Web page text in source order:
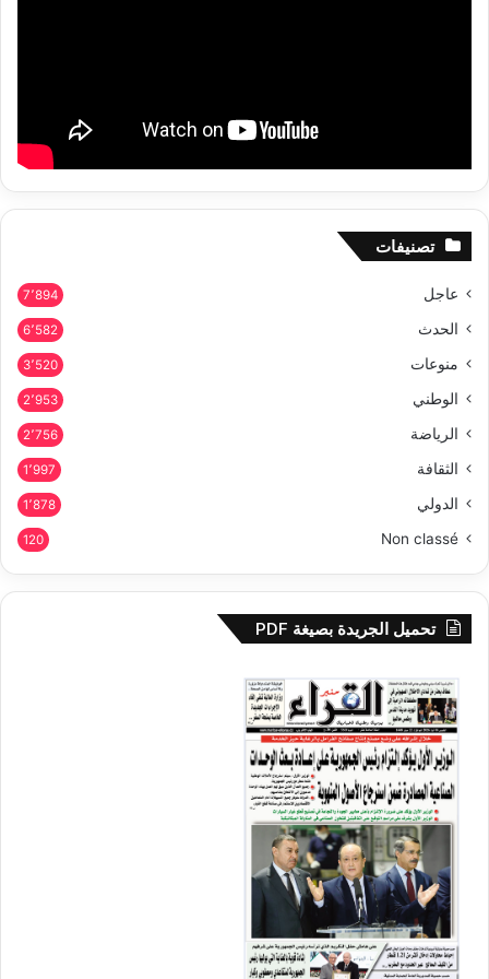
تصنيفات
عاجل 7٬894
الحدث 6٬582
منوعات 3٬520
الوطني 2٬953
الرياضة 2٬756
الثقافة 1٬997
الدولي 1٬878
Non classé
120
تحميل الجريدة بصيغة PDF